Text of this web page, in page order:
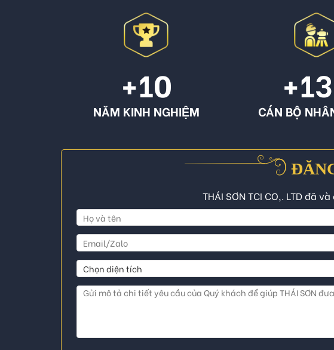
+10
NĂM KINH NGHIỆM CÁN BỘ
THÁI SƠN TCI CO,. LTD đã